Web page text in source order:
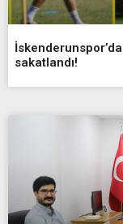
sakatlandı!